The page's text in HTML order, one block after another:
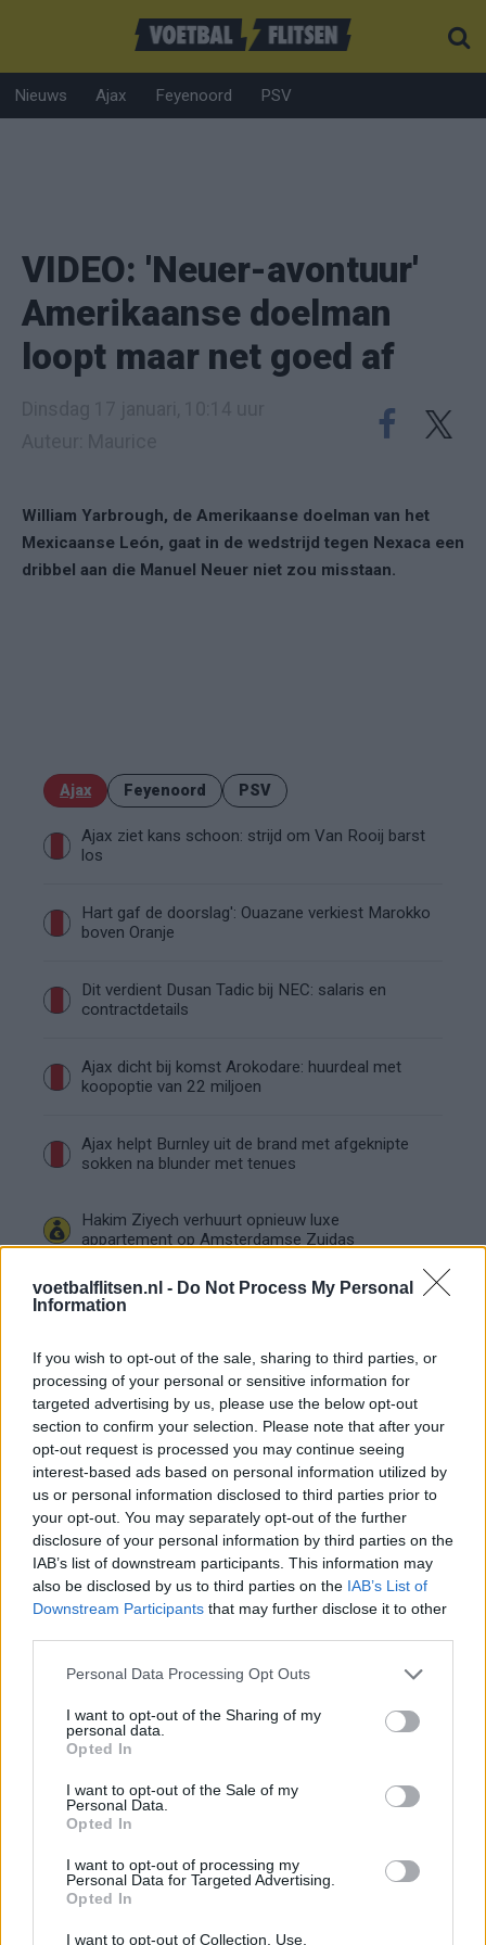
voetbalflitsen.nl - Do Not Process My Personal
Information
If you wish to opt-out of the sale, sharing to third parties, or
processing of your personal or sensitive information for
targeted advertising by us, please use the below opt-out
section to confirm your selection. Please note that after your
opt-out request is processed you may continue seeing
interest-based ads based on personal information utilized by
us or personal information disclosed to third parties prior to
your opt-out. You may separately opt-out of the further
disclosure of your personal information by third parties on the
IAB’s list of downstream participants. This information may
also be disclosed by us to third parties on the IAB’s List of
Downstream Participants that may further disclose it to other
Personal Data Processing Opt Outs
I want to opt-out of the Sharing of my
personal data.
Opted In
I want to opt-out of the Sale of my
Personal Data.
Opted In
I want to opt-out of processing my
Personal Data for Targeted Advertising.
Opted In
I want to opt-out of Collection, Use,
Nieuws Ajax Feyenoord PSV
VIDEO: 'Neuer-avontuur'
Amerikaanse doelman
loopt maar net goed af
William Yarbrough, de Amerikaanse doelman van het
Mexicaanse León, gaat in de wedstrijd tegen Nexaca een
dribbel aan die Manuel Neuer niet zou misstaan.
Ajax Feyenoord PSV
Ajax ziet kans schoon: strijd om Van Rooij barst
los
Hart gaf de doorslag': Ouazane verkiest Marokko
boven Oranje
Dit verdient Dusan Tadic bij NEC: salaris en
contractdetails
Ajax dicht bij komst Arokodare: huurdeal met
koopoptie van 22 miljoen
Ajax helpt Burnley uit de brand met afgeknipte
sokken na blunder met tenues
Hakim Ziyech verhuurt opnieuw luxe
appartement op Amsterdamse Zuidas
Marcos Leonardo laat eerste indruk achter bij
Ajax: 'Hier gaan fans van genieten'
Resterend oefenprogramma Ajax: waar zijn de
duels te zien
Ajax groeit onder Míchel, maar transfermarkt
blijft cruciaal
Ajax-talent Mohamed Abdalla schrijft Europese
geschiedenis
Shane Kluivert krijgt kans van Flick en begint in
Servische media vergelijken Ajax-talent Abdellah
Ajax zet grote stap richting volgende ronde na
Ajax - Vojvodina
Vaart en Sylvie Meis door de jaren heen